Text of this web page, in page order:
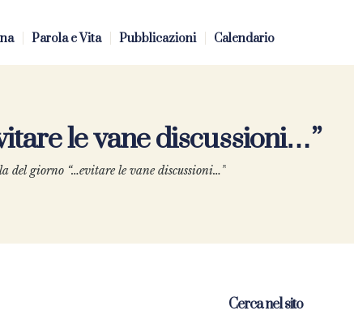
Parola e Vita Pubblicazioni Calendario
le vane discussioni…”
del giorno “…evitare le vane discussioni…”
Cerca nel sito